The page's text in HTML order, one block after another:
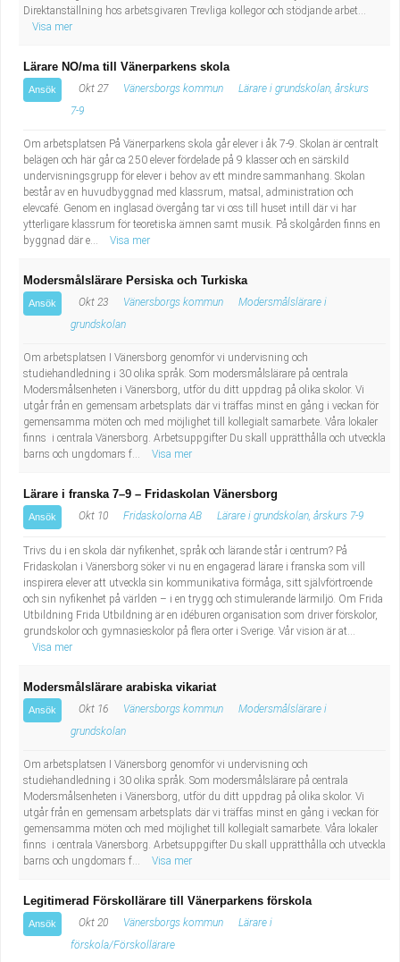
Direktanställning hos arbetsgivaren Trevliga kollegor och stödjande arbet...
Visa mer
Lärare NO/ma till Vänerparkens skola
Ansök Okt 27 Vänersborgs kommun
Lärare i grundskolan, årskurs
7-9
Om arbetsplatsen På Vänerparkens skola går elever i åk 7-9. Skolan är centralt
belägen och här går ca 250 elever fördelade på 9 klasser och en särskild
undervisningsgrupp för elever i behov av ett mindre sammanhang. Skolan
består av en huvudbyggnad med klassrum, matsal, administration och
elevcafé. Genom en inglasad övergång tar vi oss till huset intill där vi har
ytterligare klassrum för teoretiska ämnen samt musik. På skolgården finns en
byggnad där e...
Visa mer
Modersmålslärare Persiska och Turkiska
Ansök Okt 23 Vänersborgs kommun
Modersmålslärare i
grundskolan
Om arbetsplatsen I Vänersborg genomför vi undervisning och
studiehandledning i 30 olika språk. Som modersmålslärare på centrala
Modersmålsenheten i Vänersborg, utför du ditt uppdrag på olika skolor. Vi
utgår från en gemensam arbetsplats där vi träffas minst en gång i veckan för
gemensamma möten och med möjlighet till kollegialt samarbete. Våra lokaler
finns i centrala Vänersborg. Arbetsuppgifter Du skall upprätthålla och utveckla
barns och ungdomars f...
Visa mer
Lärare i franska 7–9 – Fridaskolan Vänersborg
Ansök Okt 10 Fridaskolorna AB Lärare i grundskolan, årskurs 7-9
Trivs du i en skola där nyfikenhet, språk och lärande står i centrum? På
Fridaskolan i Vänersborg söker vi nu en engagerad lärare i franska som vill
inspirera elever att utveckla sin kommunikativa förmåga, sitt självförtroende
och sin nyfikenhet på världen – i en trygg och stimulerande lärmiljö. Om Frida
Utbildning Frida Utbildning är en idéburen organisation som driver förskolor,
grundskolor och gymnasieskolor på flera orter i Sverige. Vår vision är at...
Visa mer
Modersmålslärare arabiska vikariat
Ansök Okt 16 Vänersborgs kommun
Modersmålslärare i
grundskolan
Om arbetsplatsen I Vänersborg genomför vi undervisning och
studiehandledning i 30 olika språk. Som modersmålslärare på centrala
Modersmålsenheten i Vänersborg, utför du ditt uppdrag på olika skolor. Vi
utgår från en gemensam arbetsplats där vi träffas minst en gång i veckan för
gemensamma möten och med möjlighet till kollegialt samarbete. Våra lokaler
finns i centrala Vänersborg. Arbetsuppgifter Du skall upprätthålla och utveckla
barns och ungdomars f...
Visa mer
Legitimerad Förskollärare till Vänerparkens förskola
Ansök Okt 20 Vänersborgs kommun
Lärare i
förskola/Förskollärare